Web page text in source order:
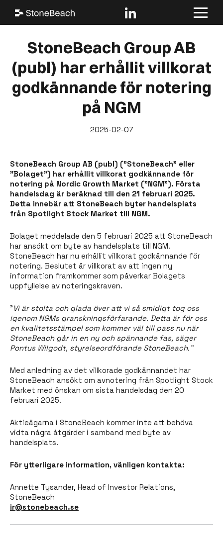
StoneBeach Group AB
(publ) har erhållit villkorat
godkännande för notering
på NGM
2025-02-07
StoneBeach Group AB (publ) ("StoneBeach" eller
"Bolaget") har erhållit villkorat godkännande för
notering på Nordic Growth Market ("NGM"). Första
handelsdag är beräknad till den 21 februari 2025.
Detta innebär att StoneBeach byter handelsplats
från Spotlight Stock Market till NGM.
Bolaget meddelade den 5 februari 2025 att StoneBeach
har ansökt om byte av handelsplats till NGM.
StoneBeach har nu erhållit villkorat godkännande för
notering. Beslutet är villkorat av att ingen ny
information framkommer som påverkar Bolagets
uppfyllelse av noteringskraven.
" Vi är stolta och glada över att vi så smidigt tog oss
igenom NGMs granskningsförfarande. Detta är för oss
en kvalitetsstämpel som kommer väl till pass nu när
StoneBeach går in en ny och spännande fas, säger
Pontus Wilgodt, styrelseordförande StoneBeach."
Med anledning av det villkorade godkännandet har
StoneBeach ansökt om avnotering från Spotlight Stock
Market med önskan om sista handelsdag den 20
februari 2025.
Aktieägarna i StoneBeach kommer inte att behöva
vidta några åtgärder i samband med byte av
handelsplats.
För ytterligare information, vänligen kontakta:
Annette Tysander, Head of Investor Relations,
StoneBeach
ir@stonebeach.se